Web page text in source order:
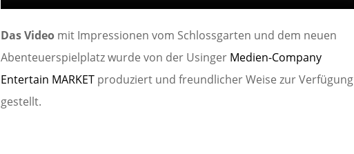
Das Videomit Impressionen vom Schlossgarten und dem neuen
Abenteuerspielplatz wurde von der Usinger Medien-Company
Entertain MARKETproduziert und freundlicher Weise zur Verfügung
gestellt.